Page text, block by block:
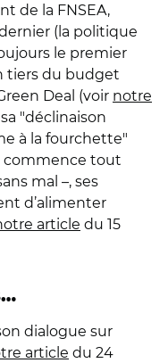
de la FNSEA,
(la politique
le premier
tiers du budget
Deal (voir notre
"déclinaison
à la fourchette"
commence tout
mal –, ses
d’alimenter
article du 15
dialogue sur
article du 24